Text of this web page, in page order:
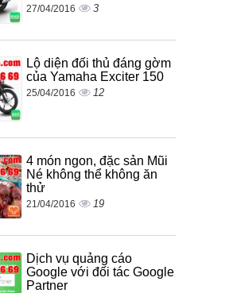
27/04/2016 3
Lộ diện đối thủ đáng gờm
của Yamaha Exciter 150
25/04/2016 12
4 món ngon, đặc sản Mũi
Né không thể không ăn
thử
21/04/2016 19
Dịch vụ quảng cáo
Google với đối tác Google
Partner